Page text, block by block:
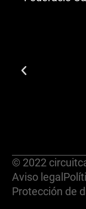
© 2022
Aviso legal
Protección de